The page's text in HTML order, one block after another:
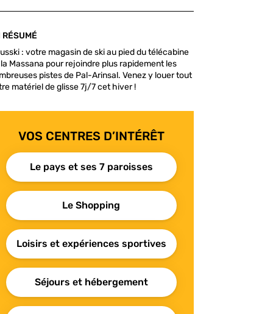
RÉSUMÉ
: votre magasin de ski au pied du télécabine
Massana pour rejoindre plus rapidement les
pistes de Pal-Arinsal. Venez y louer tout
matériel de glisse 7j/7 cet hiver !
VOS CENTRES D’INTÉRÊT
Le pays et ses 7 paroisses
Le Shopping
Loisirs et expériences sportives
Séjours et hébergement